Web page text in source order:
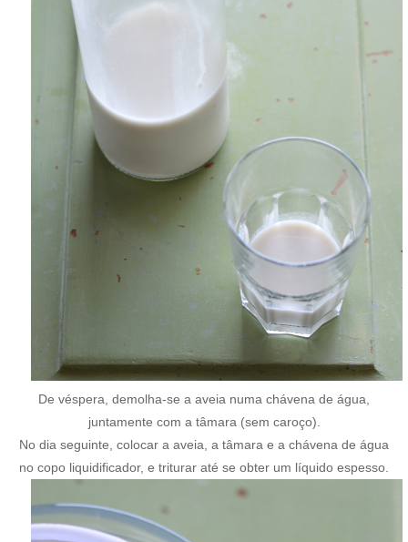
De véspera, demolha-se a aveia numa chávena de água,
juntamente com a tâmara (sem caroço).
No dia seguinte, colocar a aveia, a tâmara e a chávena de água
no copo liquidificador, e triturar até se obter um líquido espesso.